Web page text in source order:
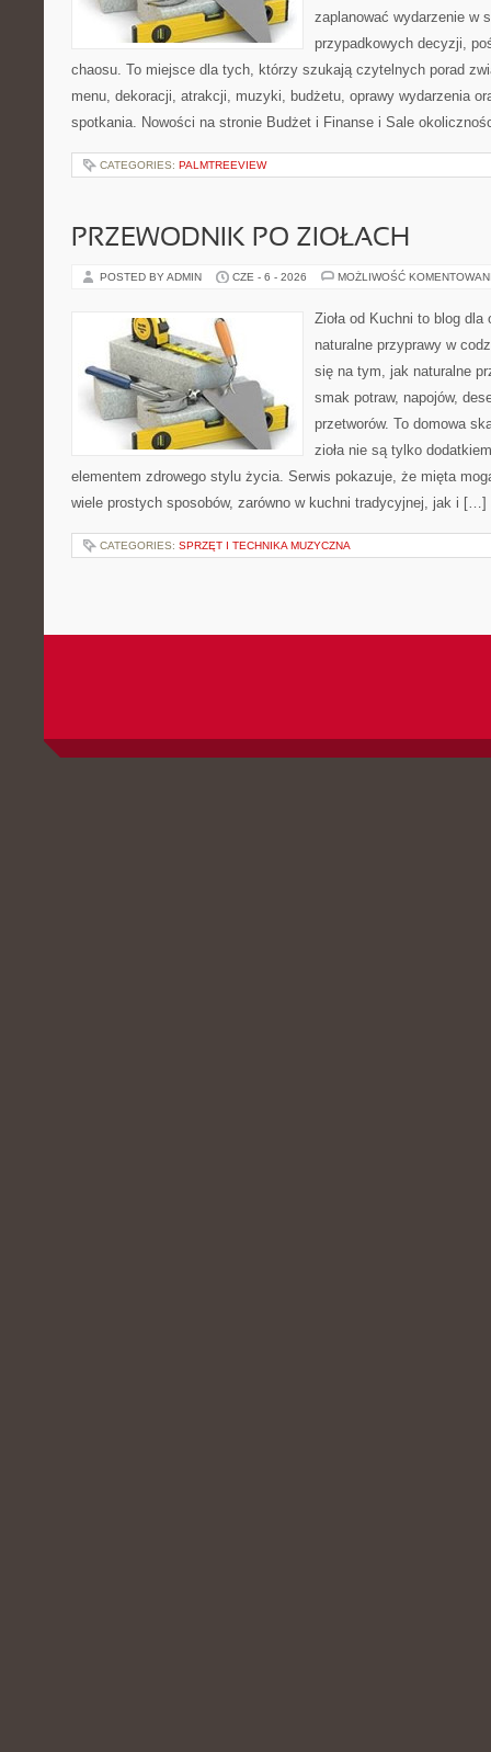
zaplanować wydarzenie w
przypadkowych decyzji,
chaosu. To miejsce dla tych, którzy szukają czytelnych porad
menu, dekoracji, atrakcji, muzyki, budżetu, oprawy wydarzenia
spotkania. Nowości na stronie Budżet i Finanse i Sale
CATEGORIES: PALMTREEVIEW
PRZEWODNIK PO ZIOŁACH
POSTED BY ADMIN CZE - 6 - 2026 MOŻLIWOŚĆ
Zioła od Kuchni to blog
naturalne przyprawy w
się na tym, jak naturalne
smak potraw, napojów,
przetworów. To domowa
zioła nie są tylko
elementem zdrowego stylu życia. Serwis pokazuje, że mięta
wiele prostych sposobów, zarówno w kuchni tradycyjnej, jak i […]
CATEGORIES: SPRZĘT I TECHNIKA MUZYCZNA